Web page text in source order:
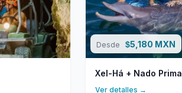
Desde $5,180 MXN
Xel-Há + Nado
Ver detalles →